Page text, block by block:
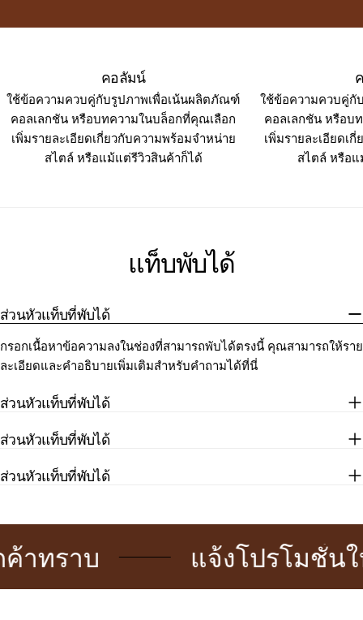
คอลัมน์
ใช้ข้อความควบคู่กับรูปภาพเพื่อเน้นผลิตภัณฑ์
คอลเลกชัน หรือบทความในบล็อกที่คุณเลือก
เพิ่มรายละเอียดเกี่ยวกับความพร้อมจำหน่าย
สไตล์ หรือแม้แต่รีวิวสินค้าก็ได้
ใช้ข้อความควบคู่กั
คอลเลกชัน หรือบ
เพิ่มรายละเอียดเ
สไตล์ หรือ
แท็บพับได้
ส่วนหัวแท็บที่พับได้
กรอกเนื้อหาข้อความลงในช่องที่สามารถพับได้ตรงนี้ คุณสามารถให้ราย
ละเอียดและคำอธิบายเพิ่มเติมสำหรับคำถามได้ที่นี่
ส่วนหัวแท็บที่พับได้
ส่วนหัวแท็บที่พับได้
ส่วนหัวแท็บที่พับได้
าบ แจ้งโปรโมชั่นให้ลู